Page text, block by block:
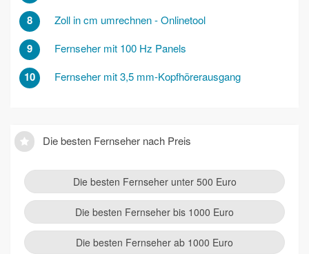
8 Zoll in cm umrechnen - Onlinetool
9 Fernseher mit 100 Hz Panels
10 Fernseher mit 3,5 mm-Kopfhörerausgang
Die besten Fernseher nach Preis
Die besten Fernseher unter 500 Euro
Die besten Fernseher bis 1000 Euro
Die besten Fernseher ab 1000 Euro